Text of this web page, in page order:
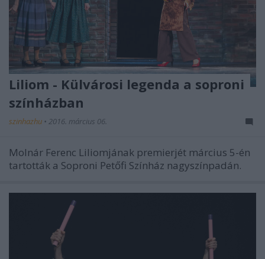
Liliom - Külvárosi legenda a soproni
színházban
szinhazhu • 2016. március 06.
Molnár Ferenc Liliomjának premierjét március 5-én
tartották a Soproni Petőfi Színház nagyszínpadán.